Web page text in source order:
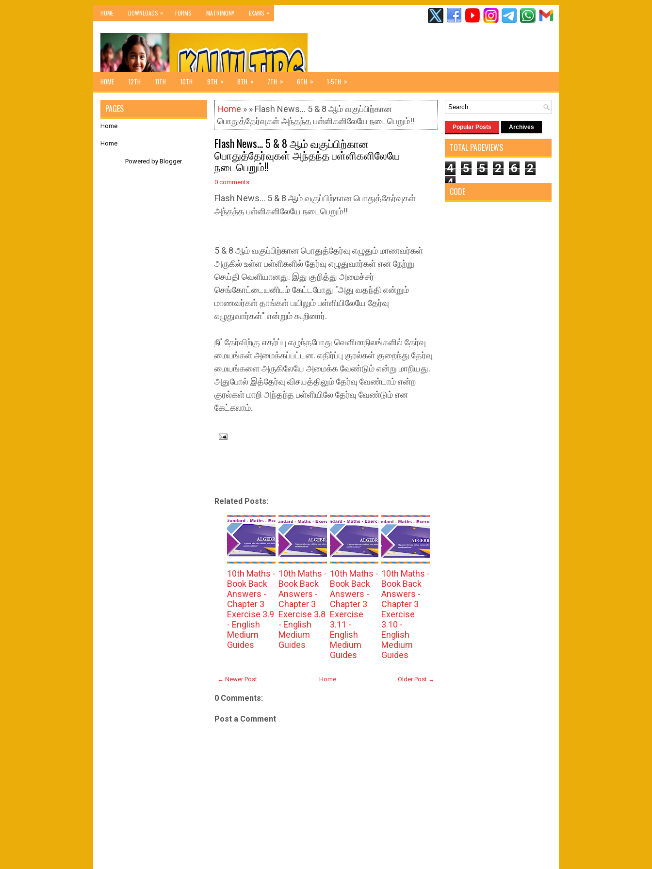
HOME DOWNLOADS » FORMS MATRIMONY EXAMS »
HOME 12TH 11TH 10TH 9TH » 8TH » 7TH » 6TH » 1-5TH »
Home » » Flash News... 5 & 8 ஆம் வகுப்பிற்கான
பொதுத்தேர்வுகள் அந்தந்த பள்ளிகளிலேயே நடைபெறும்!!
Flash News... 5 & 8 ஆம் வகுப்பிற்கான
பொதுத்தேர்வுகள் அந்தந்த பள்ளிகளிலேயே
நடைபெறும்!!
0 comments
Flash News... 5 & 8 ஆம் வகுப்பிற்கான பொதுத்தேர்வுகள்
அந்தந்த பள்ளிகளிலேயே நடைபெறும்!!
5 & 8 ஆம் வகுப்பிற்கான பொதுத்தேர்வு எழுதும் மாணவர்கள்
அருகில் உள்ள பள்ளிகளில் தேர்வு எழுதுவார்கள் என நேற்று
செய்தி வெளியானது. இது குறித்து அமைச்சர்
செங்கோட்டையனிடம் கேட்டபோது "அது வதந்தி என்றும்
மாணவர்கள் தாங்கள் பயிலும் பள்ளியிலேயே தேர்வு
எழுதுவார்கள்" என்றும் கூறினார்.
நீட்தேர்விற்கு எதர்ப்பு எழுந்தபோது வெளிமாநிலங்களில் தேர்வு
மையங்கள் அமைக்கப்பட்டன. எதிர்ப்பு குரல்கள் குறைந்து தேர்வு
மையங்களை அருகிலேயே அமைக்க வேண்டும் என்று மாறியது.
அதுபோல் இத்தேர்வு விசயத்திலும் தேர்வு வேண்டாம் என்ற
குரல்கள் மாறி அந்தந்த பள்ளியிலே தேர்வு வேண்டும் என
கேட்கலாம்.
Related Posts:
10th Maths -
Book Back
Answers -
Chapter 3
Exercise 3.9
- English
Medium
Guides
10th Maths -
Book Back
Answers -
Chapter 3
Exercise 3.8
- English
Medium
Guides
10th Maths -
Book Back
Answers -
Chapter 3
Exercise
3.11 -
English
Medium
Guides
10th Maths -
Book Back
Answers -
Chapter 3
Exercise
3.10 -
English
Medium
Guides
← Newer Post Older Post →
Home
0 Comments:
Post a Comment
PAGES
Home
Home
Powered by Blogger.
Popular Posts Archives
TOTAL PAGEVIEWS
4 5 5 2 6
2
4
CODE